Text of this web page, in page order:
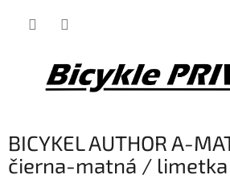
BICYKEL AUTHOR A-
čierna-matná /